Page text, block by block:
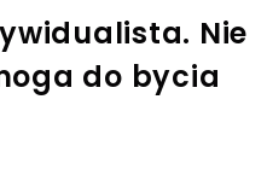
Nie
do bycia